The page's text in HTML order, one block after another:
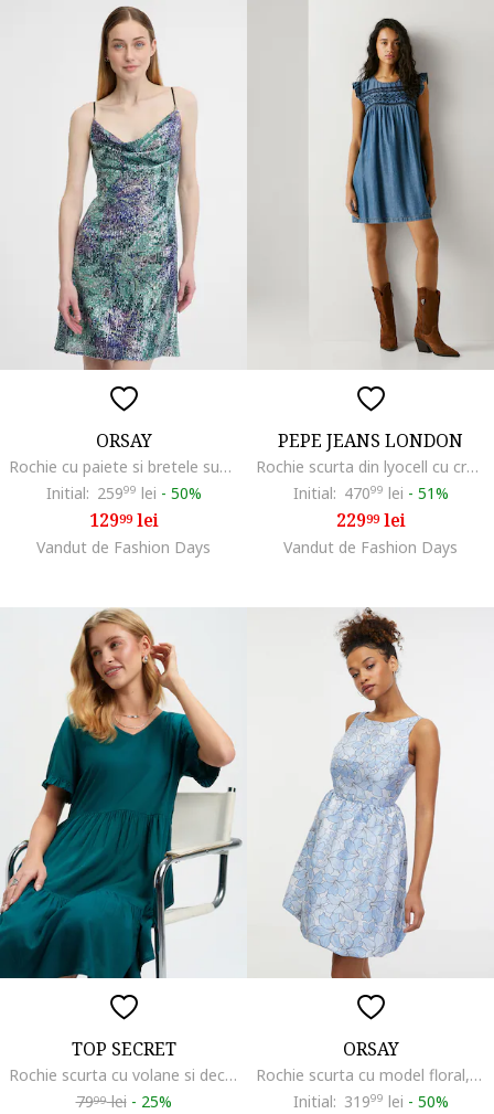
ORSAY
Rochie cu paiete si bretele subtiri, Verde/Bleumarin
Initial: 25999 lei - 50%
12999lei
Vandut de Fashion Days
PEPE JEANS LONDON
Rochie scurta din lyocell cu croiala lejera si detalii brodate, Albastru inchis
Initial: 47099 lei - 51%
22999lei
Vandut de Fashion Days
TOP SECRET
Rochie scurta cu volane si decolteu in V, Albastru teal
7999lei - 25%
ORSAY
Rochie scurta cu model floral, Albastru deschis
Initial: 31999 lei - 50%